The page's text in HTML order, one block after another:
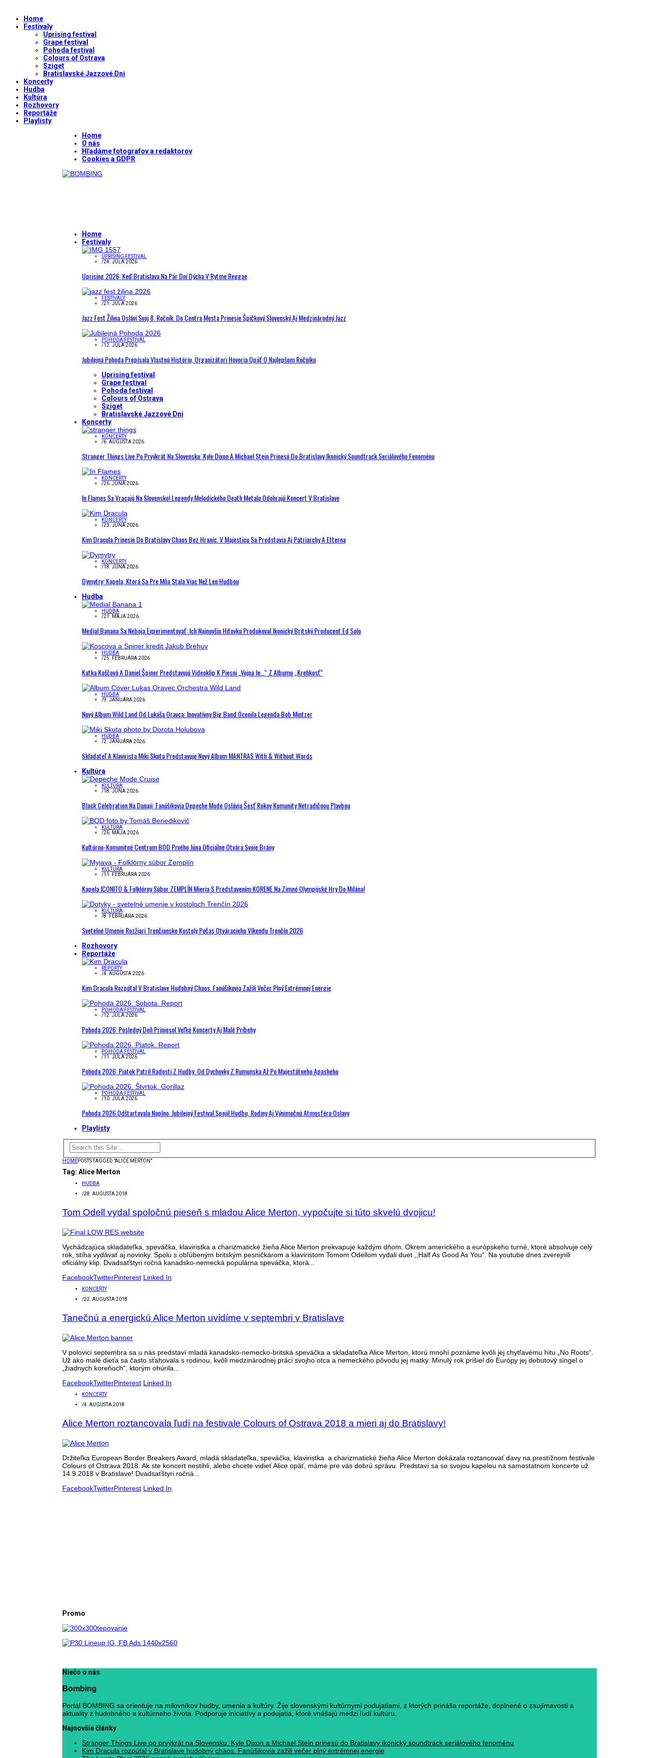
Home
Festivaly
Uprising festival
Grape festival
Pohoda festival
Colours of Ostrava
Sziget
Bratislavské Jazzové Dni
Koncerty
Hudba
Kultúra
Rozhovory
Reportáže
Playlisty
Home
O nás
Hľadáme fotografov a redaktorov
Cookies a GDPR
Home
Festivaly
UPRISING FESTIVAL
/24. JÚLA 2026
Uprising 2026: Keď Bratislava Na Pár Dní Dýcha V Rytme Reggae
FESTIVALY
/21. JÚLA 2026
Jazz Fest Žilina Oslávi Svoj 8. Ročník. Do Centra Mesta Prinesie Špičkový Slovenský Aj Medzinárodný Jazz
POHODA FESTIVAL
/12. JÚLA 2026
Jubilejná Pohoda Prepísala Vlastnú Históriu, Organizátori Hovoria Opäť O Najlepšom Ročníku
Uprising festival
Grape festival
Pohoda festival
Colours of Ostrava
Sziget
Bratislavské Jazzové Dni
Koncerty
KONCERTY
/6. AUGUSTA 2026
Stranger Things Live Po Prvýkrát Na Slovensku. Kyle Dixon A Michael Stein Prinesú Do Bratislavy Ikonický Soundtrack Seriálového Fenoménu
KONCERTY
/26. JÚNA 2026
In Flames Sa Vracajú Na Slovensko! Legendy Melodického Death Metalu Odohrajú Koncert V Bratislave
KONCERTY
/23. JÚNA 2026
Kim Dracula Prinesie Do Bratislavy Chaos Bez Hraníc. V Majesticu Sa Predstavia Aj Patriarchy A Etterna
KONCERTY
/18. JÚNA 2026
Dymytry: Kapela, Ktorá Sa Pre Mňa Stala Viac Než Len Hudbou
Hudba
HUDBA
/21. MÁJA 2026
Medial Banana Sa Neboja Experimentovať: Ich Najnovšiu Hitovku Produkoval Ikonický Britský Producent Ed Solo
HUDBA
/25. FEBRUÁRA 2026
Katka Koščová A Daniel Špiner Predstavujú Videoklip K Piesni „Vojna Je…“ Z Albumu „Krehkosť“
HUDBA
/9. JANUÁRA 2026
Nový Album Wild Land Od Lukáša Oravca: Inovatívny Big Band Ocenila Legenda Bob Mintzer
HUDBA
/2. JANUÁRA 2026
Skladateľ A Klavirista Miki Skuta Predstavuje Nový Album MANTRAS With & Without Words
Kultúra
KULTÚRA
/18. JÚNA 2026
Black Celebration Na Dunaji: Fanúšikovia Depeche Mode Oslávia Šesť Rokov Komunity Netradičnou Plavbou
KULTÚRA
/26. MÁJA 2026
Kultúrno-Komunitné Centrum BOD Prvého Júna Oficiálne Otvára Svoje Brány
KULTÚRA
/11. FEBRUÁRA 2026
Kapela ICONITO & Folklórny Súbor ZEMPLÍN Mieria S Predstavením KORENE Na Zimné Olympijské Hry Do Milána!
KULTÚRA
/8. FEBRUÁRA 2026
Svetelné Umenie Rozžiari Trenčianske Kostoly Počas Otváracieho Víkendu Trenčín 2026
Rozhovory
Reportáže
REPORTY
/4. AUGUSTA 2026
Kim Dracula Rozpútal V Bratislave Hudobný Chaos. Fanúšikovia Zažili Večer Plný Extrémnej Energie
POHODA FESTIVAL
/12. JÚLA 2026
Pohoda 2026: Posledný Deň Priniesol Veľké Koncerty Aj Malé Príbehy
POHODA FESTIVAL
/11. JÚLA 2026
Pohoda 2026: Piatok Patril Radosti Z Hudby. Od Dychovky Z Rumunska Až Po Majestátneho Apasheho
POHODA FESTIVAL
/10. JÚLA 2026
Pohoda 2026 Odštartovala Naplno. Jubilejný Festival Spojil Hudbu, Rodiny Aj Výnimočnú Atmosféru Oslavy
Playlisty
HOMEPOSTS TAGGED "ALICE MERTON"
Tag: Alice Merton
HUDBA
/28. AUGUSTA 2018
Tom Odell vydal spoločnú pieseň s mladou Alice Merton, vypočujte si túto skvelú dvojicu!
Vychádzajúca skladateľka, speváčka, klaviristka a charizmatické žieňa Alice Merton prekvapuje každým dňom. Okrem amerického a európskeho turné, ktoré absolvuje celý
rok, stíha vydávať aj novinky. Spolu s obľúbeným britským pesničkárom a klaviristom Tomom Odellom vydali duet ,,Half As Good As You“. Na youtube dnes zverejnili
oficiálny klip. Dvadsaťštyri ročná kanadsko-nemecká populárna speváčka, ktorá...
FacebookTwitterPinterest Linked In
KONCERTY
/22. AUGUSTA 2018
Tanečnú a energickú Alice Merton uvidíme v septembri v Bratislave
V polovici septembra sa u nás predstaví mladá kanadsko-nemecko-britská speváčka a skladateľka Alice Merton, ktorú mnohí poznáme kvôli jej chytľavému hitu „No Roots“.
Už ako malé dieťa sa často sťahovala s rodinou, kvôli medzinárodnej práci svojho otca a nemeckého pôvodu jej matky. Minulý rok prišiel do Európy jej debutový singel o
„žiadnych koreňoch“, ktorým ohúrila...
FacebookTwitterPinterest Linked In
KONCERTY
/4. AUGUSTA 2018
Alice Merton roztancovala ľudí na festivale Colours of Ostrava 2018 a mieri aj do Bratislavy!
Držiteľka European Border Breakers Award, mladá skladateľka, speváčka, klaviristka a charizmatické žieňa Alice Merton dokázala roztancovať davy na prestížnom festivale
Colours of Ostrava 2018. Ak ste koncert nestihli, alebo chcete vidieť Alice opäť, máme pre vás dobrú správu. Predstaví sa so svojou kapelou na samostatnom koncerte už
14.9.2018 v Bratislave! Dvadsaťštyri ročná...
FacebookTwitterPinterest Linked In
Promo
Niečo o nás
Bombing
Portál BOMBING sa orientuje na milovníkov hudby, umenia a kultúry. Žije slovenskými kultúrnymi podujatiami, z ktorých prináša reportáže, doplnené o zaujímavosti a
aktuality z hudobného a kultúrneho života. Podporuje iniciatívy a podujatia, ktoré vnášajú medzi ľudí kultúru.
Najnovšie články
Stranger Things Live po prvýkrát na Slovensku. Kyle Dixon a Michael Stein prinesú do Bratislavy ikonický soundtrack seriálového fenoménu
Kim Dracula rozpútal v Bratislave hudobný chaos. Fanúšikovia zažili večer plný extrémnej energie